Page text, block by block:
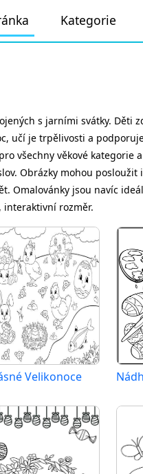
Kategorie
s jarními svátky. Děti
učí je trpělivosti a
všechny věkové kategorie
Obrázky mohou
Omalovánky jsou navíc
interaktivní rozměr.
Velikonoce